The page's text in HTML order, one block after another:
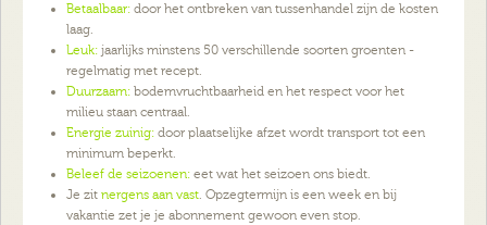
Betaalbaar: door het ontbreken van tussenhandel zijn de kosten
laag.
Leuk: jaarlijks minstens 50 verschillende soorten groenten -
regelmatig met recept.
Duurzaam: bodemvruchtbaarheid en het respect voor het
milieu staan centraal.
Energie zuinig: door plaatselijke afzet wordt transport tot een
minimum beperkt.
Beleef de seizoenen: eet wat het seizoen ons biedt.
Je zit nergens aan vast. Opzegtermijn is een week en bij
vakantie zet je je abonnement gewoon even stop.